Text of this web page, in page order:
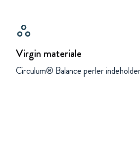
workspaces
Virgin materiale
Circulum® Balance perler